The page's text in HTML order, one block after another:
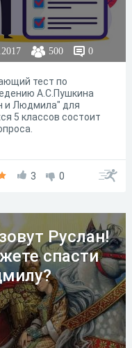
500 0
тест по
А.С.Пушкина
и Людмила" для
5 классов состоит
3 0
Руслан!
спасти